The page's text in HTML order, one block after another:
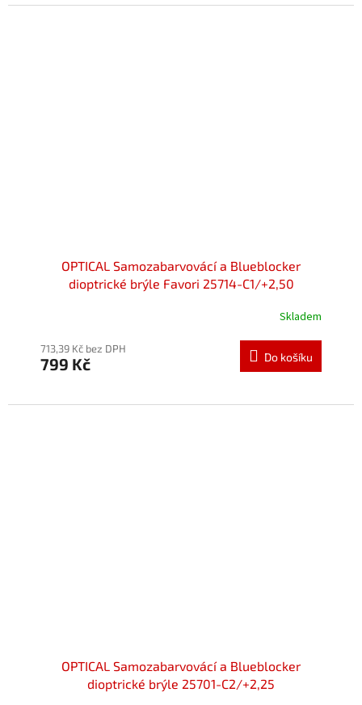
OPTICAL Samozabarvovácí a Blueblocker
dioptrické brýle Favori 25714-C1/+2,50
Skladem
713,39 Kč bez DPH
799 Kč Do košíku
OPTICAL Samozabarvovácí a Blueblocker
dioptrické brýle 25701-C2/+2,25